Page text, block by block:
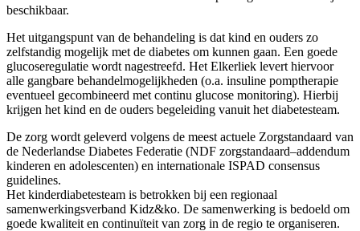
beschikbaar.
Het uitgangspunt van de behandeling is dat kind en ouders zo
zelfstandig mogelijk met de diabetes om kunnen gaan. Een goede
glucoseregulatie wordt nagestreefd. Het Elkerliek levert hiervoor
alle gangbare behandelmogelijkheden (o.a. insuline pomptherapie
eventueel gecombineerd met continu glucose monitoring). Hierbij
krijgen het kind en de ouders begeleiding vanuit het diabetesteam.
De zorg wordt geleverd volgens de meest actuele Zorgstandaard van
de Nederlandse Diabetes Federatie (NDF zorgstandaard–addendum
kinderen en adolescenten) en internationale ISPAD consensus
guidelines.
Het kinderdiabetesteam is betrokken bij een regionaal
samenwerkingsverband Kidz&ko. De samenwerking is bedoeld om
goede kwaliteit en continuïteit van zorg in de regio te organiseren.